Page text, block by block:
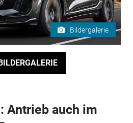
Bildergalerie
Antrieb auch im